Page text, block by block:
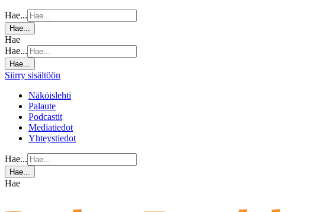
Hae...
Hae...
Hae
Hae...
Hae...
Siirry sisältöön
Näköislehti
Palaute
Podcastit
Mediatiedot
Yhteystiedot
Hae...
Hae...
Hae